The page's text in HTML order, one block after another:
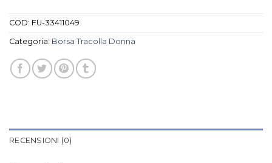
COD: FU-33411049
Categoria: Borsa Tracolla Donna
RECENSIONI (0)